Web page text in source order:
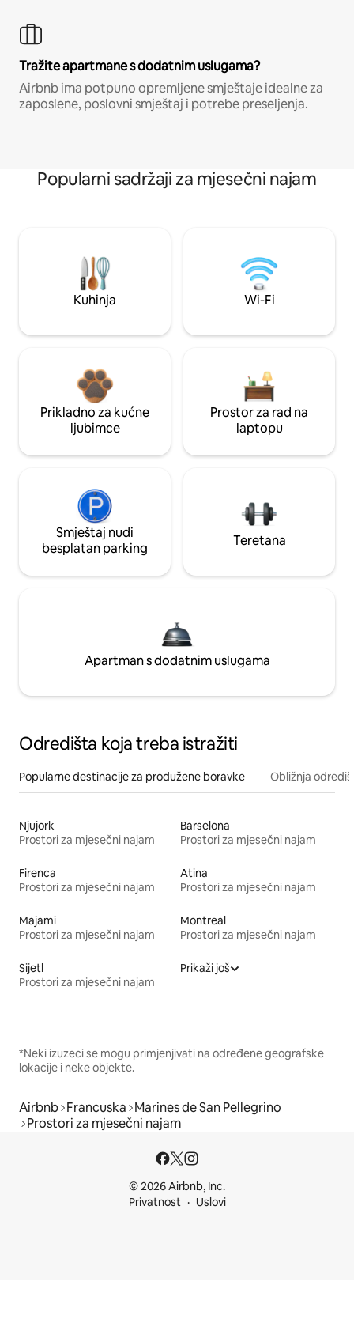
Tražite apartmane s dodatnim uslugama?
Airbnb ima potpuno opremljene smještaje idealne za
zaposlene, poslovni smještaj i potrebe preseljenja.
Popularni sadržaji za mjesečni najam
Kuhinja Wi-Fi
Prikladno za kućne
ljubimce
Prostor za rad na
laptopu
Smještaj nudi
besplatan parking
Teretana
Apartman s dodatnim uslugama
Odredišta koja treba istražiti
Popularne destinacije za produžene boravke Obližnja
Njujork
Prostori za mjesečni najam
Barselona
Prostori za mjesečni najam
Firenca
Prostori za mjesečni najam
Atina
Prostori za mjesečni najam
Majami
Prostori za mjesečni najam
Montreal
Prostori za mjesečni najam
Sijetl
Prostori za mjesečni najam
Prikaži još
*Neki izuzeci se mogu primjenjivati na određene geografske
lokacije i neke objekte.
Airbnb Francuska Marines de San Pellegrino
Prostori za mjesečni najam
© 2026 Airbnb, Inc.
Privatnost
Uslovi